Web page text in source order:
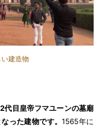
建造物
代目皇帝フマユーンの墓廟
った建物です。 1565年に